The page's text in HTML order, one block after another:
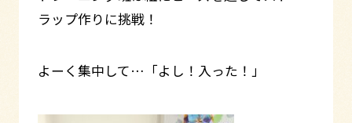
ラップ作りに挑戦！
よーく集中して…「よし！入った！」